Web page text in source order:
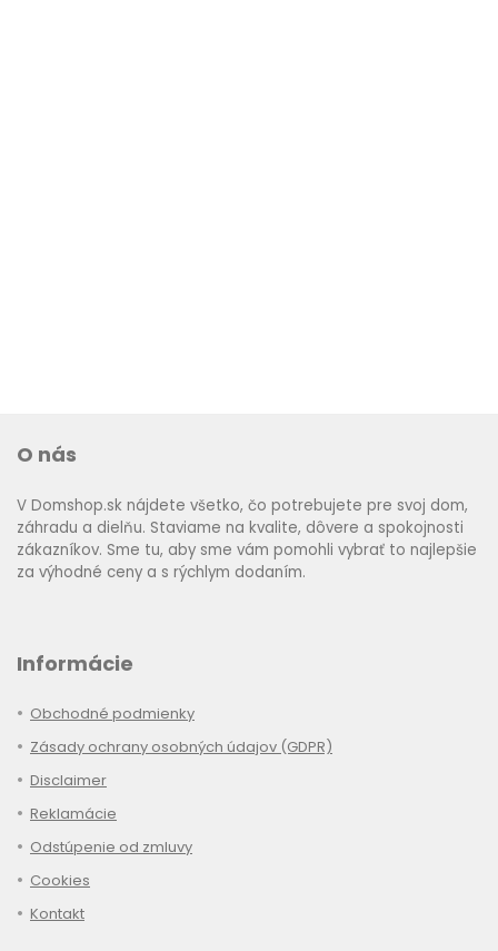
O nás
V Domshop.sk nájdete všetko, čo potrebujete pre svoj dom,
záhradu a dielňu. Staviame na kvalite, dôvere a spokojnosti
zákazníkov. Sme tu, aby sme vám pomohli vybrať to najlepšie
za výhodné ceny a s rýchlym dodaním.
Informácie
Obchodné podmienky
Zásady ochrany osobných údajov (GDPR)
Disclaimer
Reklamácie
Odstúpenie od zmluvy
Cookies
Kontakt